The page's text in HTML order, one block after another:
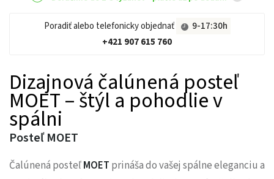
Poradiť alebo telefonicky objednať
9-17:30h
+421 907 615 760
Dizajnová čalúnená posteľ
MOET – štýl a pohodlie v
spálni
Posteľ MOET
Čalúnená posteľMOET prináša do vašej spálne eleganciu a